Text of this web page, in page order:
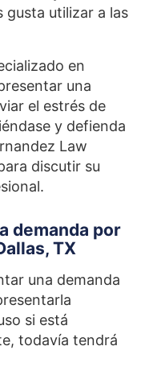
gusta utilizar a las
en
una
el estrés de
y defienda
Law
discutir su
demanda por
TX
una demanda
si está
todavía tendrá